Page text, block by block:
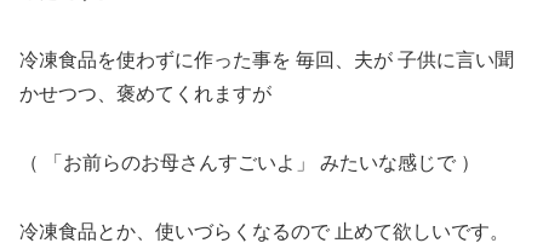
冷凍食品を使わずに作った事を 毎回、夫が 子供に言い聞
かせつつ、褒めてくれますが
（ 「お前らのお母さんすごいよ」 みたいな感じで ）
冷凍食品とか、使いづらくなるので 止めて欲しいです。